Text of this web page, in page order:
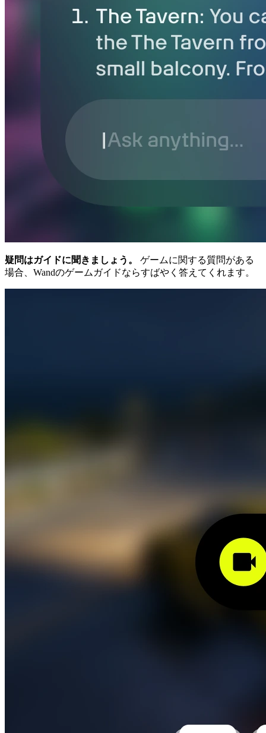
疑問はガイドに聞きましょう。
ゲームに関する質問がある
場合、Wandのゲームガイドならすばやく答えてくれます。